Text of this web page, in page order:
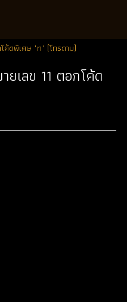
ค้ดพิเศษ "ท" (โทรถาม)
เลข 11 ตอกโค้ด